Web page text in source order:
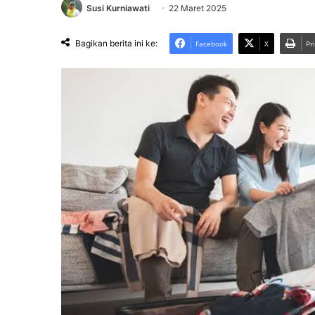
Susi Kurniawati 22 Maret 2025
Bagikan berita ini ke: Facebook X